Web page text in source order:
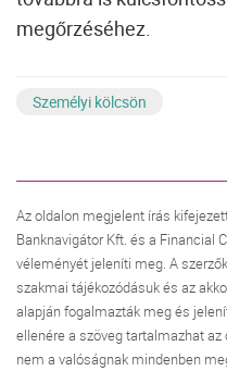
megőrzéséhez.
Személyi kölcsön
Az oldalon megjelent írás
Banknavigátor Kft. és a Financial
véleményét jeleníti meg. A
szakmai tájékozódásuk és az
alapján fogalmazták meg és
ellenére a szöveg tartalmazhat
nem a valóságnak mindenben